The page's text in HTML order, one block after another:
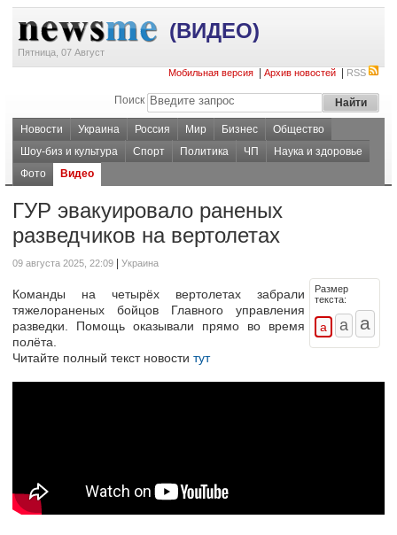
(ВИДЕО)
Пятница, 07 Август
Мобильная версия
Архив новостей RSS
Поиск
Новости Украина Россия Мир Бизнес
Общество
Шоу-биз и культура
Спорт Политика ЧП
Наука и здоровье
Фото
Видео
ГУР эвакуировало раненых
разведчиков на вертолетах
09 августа 2025, 22:09 Украина
Размер
текста:
Команды на четырёх вертолетах забрали
тяжелораненых бойцов Главного управления
разведки. Помощь оказывали прямо во время
полёта.
Читайте полный текст новости тут